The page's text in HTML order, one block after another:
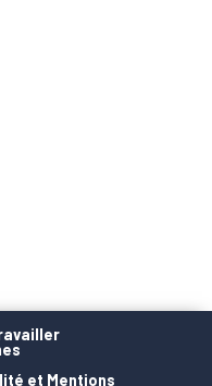
et Mentions